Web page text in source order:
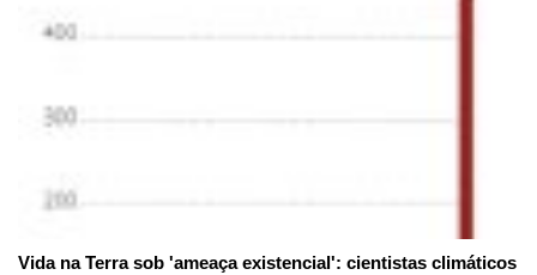
Vida na Terra sob 'ameaça existencial': cientistas climáticos